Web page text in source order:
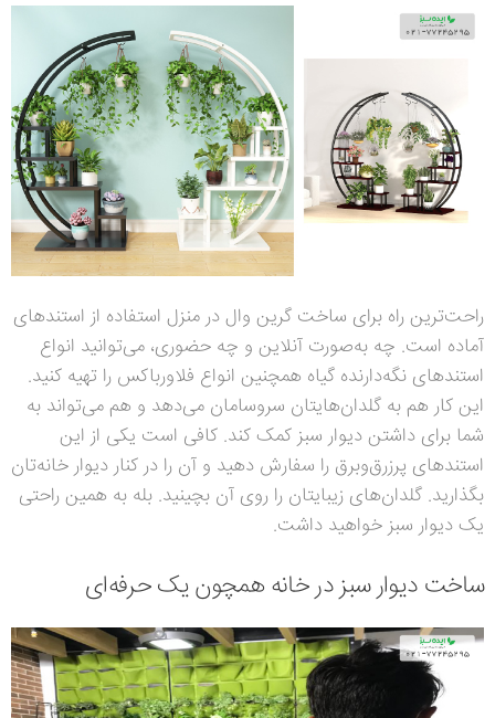
راحت‌ترین راه برای ساخت گرین وال در منزل استفاده از استندهای
آماده است. چه به‌صورت آنلاین و چه حضوری، می‌توانید انواع
استندهای نگه‌دارنده گیاه همچنین انواع فلاورباکس را تهیه کنید.
این کار هم به گلدان‌هایتان سروسامان می‌دهد و هم می‌تواند به
شما برای داشتن دیوار سبز کمک کند. کافی است یکی از این
استندهای پرزرق‌وبرق را سفارش دهید و آن را در کنار دیوار خانه‌تان
بگذارید. گلدان‌های زیبایتان را روی آن بچینید. بله به همین راحتی
یک دیوار سبز خواهید داشت.
ساخت دیوار سبز در خانه همچون یک حرفه‌ای